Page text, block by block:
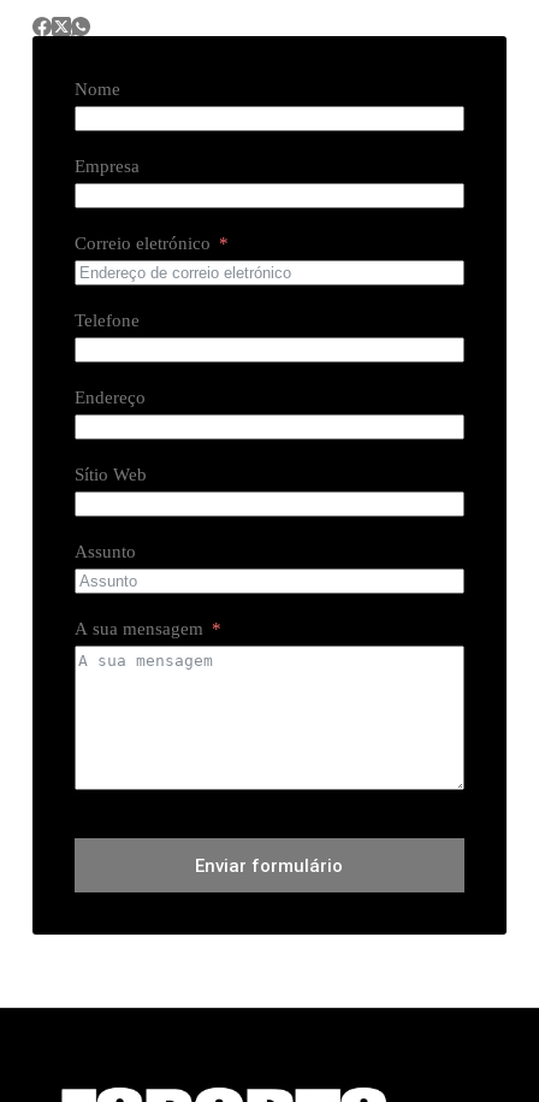
Nome
Empresa
Correio eletrónico
Telefone
Endereço
Sítio Web
Assunto
A sua mensagem
Enviar formulário